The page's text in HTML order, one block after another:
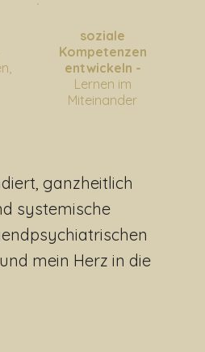
soziale
Kompetenzen
entwickeln -
Lernen im
Miteinander
ganzheitlich
systemische
mein Herz in die